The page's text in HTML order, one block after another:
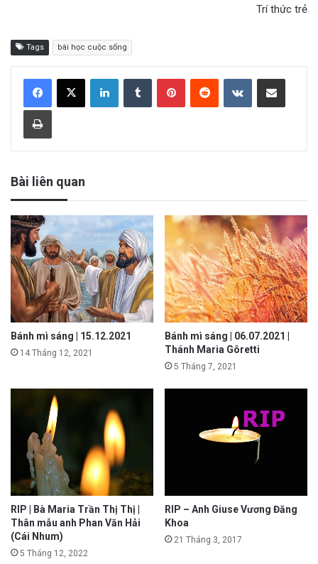
Trí thức trẻ
Tags bài học cuộc sống
Bài liên quan
Bánh mì sáng | 15.12.2021
14 Tháng 12, 2021
Bánh mì sáng | 06.07.2021 |
Thánh Maria Gôretti
5 Tháng 7, 2021
RIP | Bà Maria Trần Thị Thị |
Thân mẫu anh Phan Văn Hải
(Cái Nhum)
5 Tháng 12, 2022
RIP – Anh Giuse Vương Đăng
Khoa
21 Tháng 3, 2017